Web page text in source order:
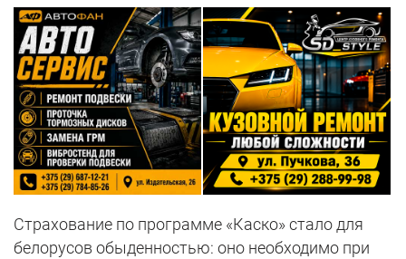
Страхование по программе «Каско» стало для
белорусов обыденностью: оно необходимо при